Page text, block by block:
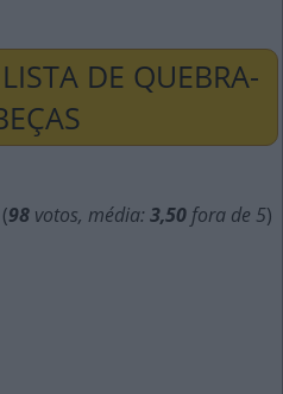
DE QUEBRA-
(98 votos, média: 3,50 fora de 5)